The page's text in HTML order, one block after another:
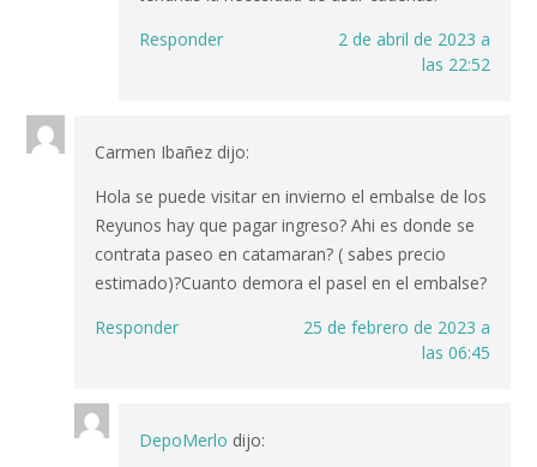
Responder
2 de abril de 2023 a
las 22:52
Carmen Ibañez dijo:
Hola se puede visitar en invierno el embalse de los
Reyunos hay que pagar ingreso? Ahi es donde se
contrata paseo en catamaran? ( sabes precio
estimado)?Cuanto demora el pasel en el embalse?
Responder
25 de febrero de 2023 a
las 06:45
DepoMerlo dijo: